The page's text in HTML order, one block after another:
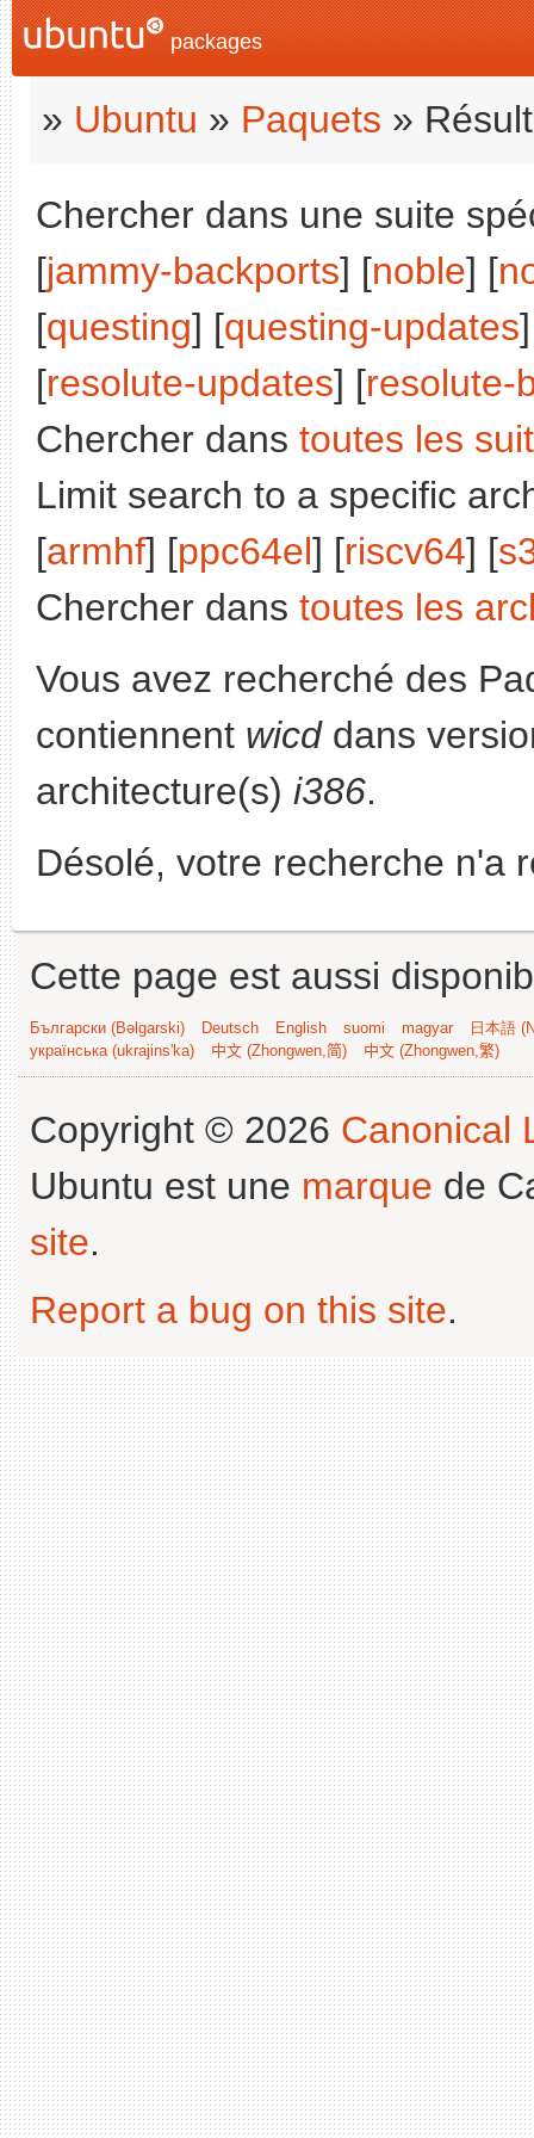
packages
» Ubuntu » Paquets »
Chercher dans une suite
[jammy-backports] [noble] [
[questing] [questing-updates
[resolute-updates] [resolute-
Chercher dans toutes les
Limit search to a specific
[armhf] [ppc64el] [riscv64] [
Chercher dans toutes les
Vous avez recherché des
contiennent wicddans
architecture(s) i386.
Désolé, votre recherche n'a
Cette page est aussi
Български (Bəlgarski) Deutsch English suomi magyar
日本語
українська (ukrajins'ka)
中文 (Zhongwen,简) 中文 (Zhongwen,繁)
Copyright © 2026 Canonical
Ubuntu est une marque de
site.
Report a bug on this site.